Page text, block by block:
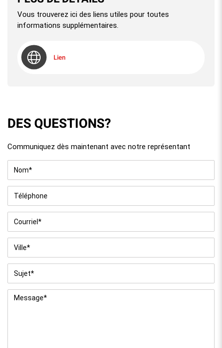
Vous trouverez ici des liens utiles pour toutes
informations supplémentaires.
Lien
DES QUESTIONS?
Communiquez dès maintenant avec notre représentant
Nom *
Téléphone
Courriel *
Ville
Sujet
Message *